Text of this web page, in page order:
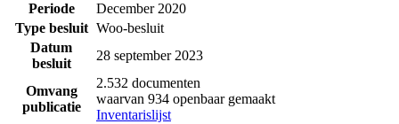
Periode
December 2020
Type besluit Woo-besluit
Datum
besluit
28 september 2023
Omvang
publicatie
2.532 documenten
waarvan 934 openbaar gemaakt
Inventarislijst